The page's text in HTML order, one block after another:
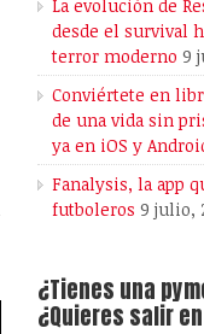
La evolución de
desde el survival
terror moderno 9
Conviértete en
de una vida sin
ya en iOS y
Fanalysis, la app
futboleros 9 julio,
¿Tienes una
¿Quieres salir